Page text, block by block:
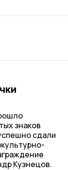
знаков
сдали
Кузнецов.